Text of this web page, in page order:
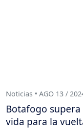
Noticias • AGO 13 /
Botafogo
vida para la